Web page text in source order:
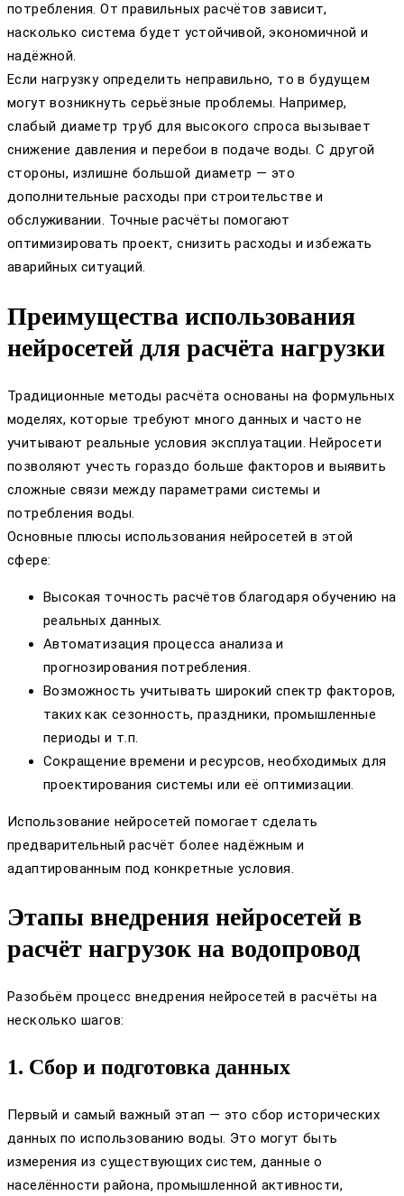
потребления. От правильных расчётов зависит,
насколько система будет устойчивой, экономичной и
надёжной.
Если нагрузку определить неправильно, то в будущем
могут возникнуть серьёзные проблемы. Например,
слабый диаметр труб для высокого спроса вызывает
снижение давления и перебои в подаче воды. С другой
стороны, излишне большой диаметр — это
дополнительные расходы при строительстве и
обслуживании. Точные расчёты помогают
оптимизировать проект, снизить расходы и избежать
аварийных ситуаций.
Преимущества использования
нейросетей для расчёта нагрузки
Традиционные методы расчёта основаны на формульных
моделях, которые требуют много данных и часто не
учитывают реальные условия эксплуатации. Нейросети
позволяют учесть гораздо больше факторов и выявить
сложные связи между параметрами системы и
потребления воды.
Основные плюсы использования нейросетей в этой
сфере:
Высокая точность расчётов благодаря обучению на
реальных данных.
Автоматизация процесса анализа и
прогнозирования потребления.
Возможность учитывать широкий спектр факторов,
таких как сезонность, праздники, промышленные
периоды и т.п.
Сокращение времени и ресурсов, необходимых для
проектирования системы или её оптимизации.
Использование нейросетей помогает сделать
предварительный расчёт более надёжным и
адаптированным под конкретные условия.
Этапы внедрения нейросетей в
расчёт нагрузок на водопровод
Разобьём процесс внедрения нейросетей в расчёты на
несколько шагов:
1. Сбор и подготовка данных
Первый и самый важный этап — это сбор исторических
данных по использованию воды. Это могут быть
измерения из существующих систем, данные о
населённости района, промышленной активности,